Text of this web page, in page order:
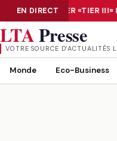
EN DIRECT
DATA CENTER «TIER III»
NUMÉRISATION : LE DATA
LTAPresse
VOTRE SOURCE D’ACTUALITÉS
Monde Eco-Business